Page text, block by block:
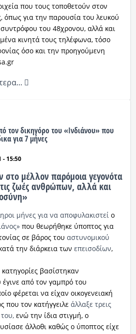
που τους τοποθετούν στον
όπως για την παρουσία του λευκού
συντρόφου του 48χρονου, αλλά και
κινητά τους τηλέφωνα, τόσο
όσο και την προηγούμενη
τον δικηγόρο του «Ινδιάνου» που
για 7 μήνες
15:50
μέλλον παρόμοια γεγονότα
ζωές ανθρώπων, αλλά και
μήνεςγια να αποφυλακιστείο
που θεωρήθηκε ύποπτος για
σε βάρος του αστυνομικού
την διάρκεια των επεισοδίων,
κατηγορίες βασίστηκαν
από τον γαμπρό του
φέρεται να είχαν οικογενειακή
τον κατήγγειλε άλλαξε τρεις
ενώ την ίδια στιγμή, ο
άλλοθι καθώς ο ύποπτος είχε